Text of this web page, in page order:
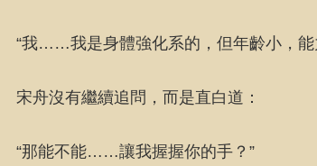
“我……我是身體強化系的，但年齡小，能
宋舟沒有繼續追問，而是直白道：
“那能不能……讓我握握你的手？”